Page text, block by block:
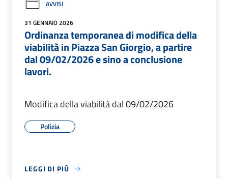
AVVISI
31 GENNAIO 2026
Ordinanza temporanea di modifica della
viabilità in Piazza San Giorgio, a partire
dal 09/02/2026 e sino a conclusione
lavori.
Modifica della viabilità dal 09/02/2026
Polizia
LEGGI DI PIÙ